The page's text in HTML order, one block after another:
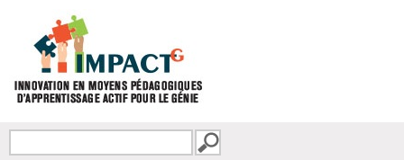
FORMULAIRE DE